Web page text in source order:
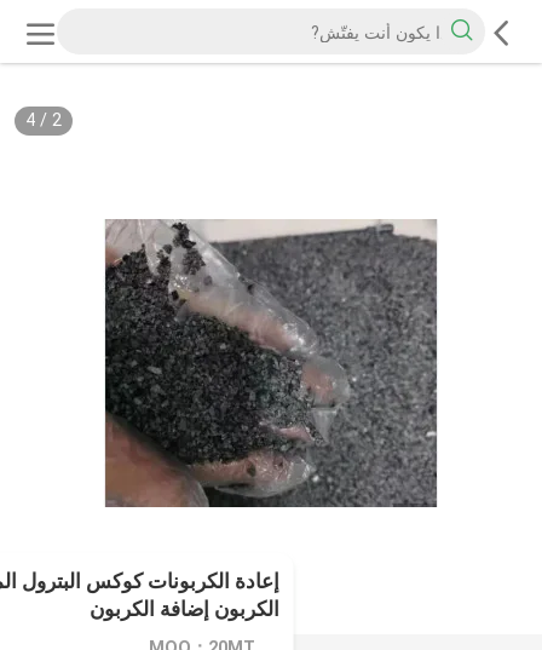
2
/
4
الكربون إضافة الكربون